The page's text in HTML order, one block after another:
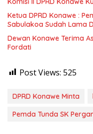
Ketua DPRD Konawe :
Sabulakoa Sudah Lama
Dewan Konawe Terima
Fordati
Post Views: 525
DPRD Konawe Minta
Pemda Tunda SK